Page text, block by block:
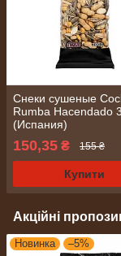
Снеки сушеные
Rumba Hacendado
(Испания)
150,35 ₴ 155 ₴
Купити
Акційні
Новинка –5%